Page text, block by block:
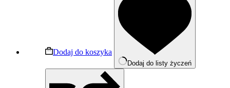
Dodaj do koszyka
Dodaj do listy życzeń